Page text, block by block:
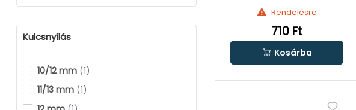
Kulcsnyílás
10/12 mm (1)
11/13 mm (1)
Rendelésre
710 Ft
Kosárba